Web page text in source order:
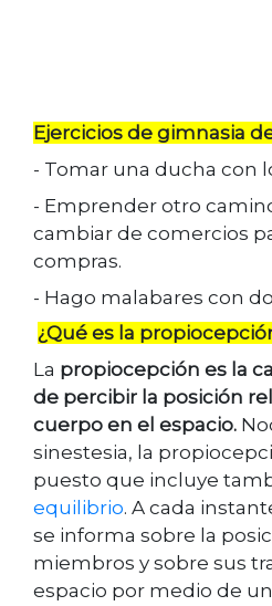
Ejercicios de gimnasia
- Tomar una ducha con
- Emprender otro
cambiar de comercios
compras.
- Hago malabares con
¿Qué es la
La propiocepción es la
de percibir la posición
cuerpo en el espacio.
sinestesia, la
puesto que incluye
equilibrio. A cada
se informa sobre la
miembros y sobre sus
espacio por medio de